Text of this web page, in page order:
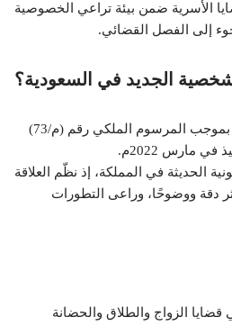
الأسرية ضمن بيئة تراعي الخصوصية
إلى الفصل القضائي.
الجديد في السعودية؟
صدر نظام الأحوال الشخصية بموجب المرسوم الملكي رقم (م/73)
الحديثة في المملكة، إذ نظّم العلاقة
دقة ووضوحًا، وراعى التطورات
قضايا الزواج والطلاق والحضانة